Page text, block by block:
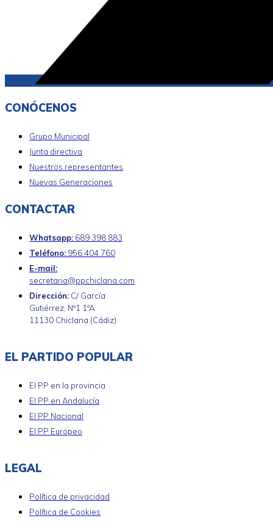
CONÓCENOS
Grupo Municipal
Junta directiva
Nuestros representantes
Nuevas Generaciones
CONTACTAR
Whatsapp: 689 398 883
Teléfono: 956 404 760
E-mail:
secretaria@ppchiclana.com
Dirección: C/ García
Gutiérrez, Nº1 1ºA
11130 Chiclana (Cádiz)
EL PARTIDO POPULAR
El PP en la provincia
El PP en Andalucía
El PP Nacional
El PP Europeo
LEGAL
Política de privacidad
Política de Cookies